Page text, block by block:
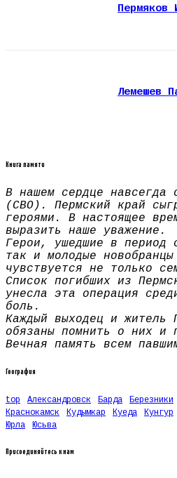
Пермяков
Лемешев
Книга памяти
В нашем сердце навсегда
(СВО). Пермский край
героями. В настоящее
выразить наше уважение.
Герои, ушедшие в период
так и молодые
чувствуется не только
Список погибших из
унесла эта операция
боль.
Каждый выходец и житель
обязаны помнить о них и
Вечная память всем
География
top Александровск Барда Березники
Краснокамск
Кудымкар Куеда Кунгур
Юрла
Юсьва
Присоединяйтесь к нам